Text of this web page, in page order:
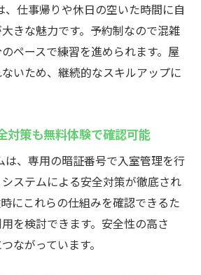
、仕事帰りや休日の空いた時間に自
きな魅力です。予約制なので混雑
ペースで練習を進められます。屋
いため、継続的なスキルアップに
対策も無料体験で確認可能
は、専用の暗証番号で入室管理を行
ステムによる安全対策が徹底され
にこれらの仕組みを確認できるた
を検討できます。安全性の高さ
ながっています。